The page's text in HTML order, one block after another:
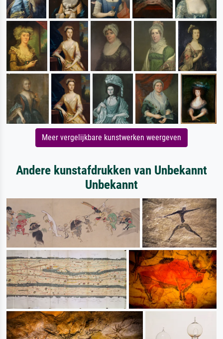
Meer vergelijkbare kunstwerken weergeven
Andere kunstafdrukken van Unbekannt
Unbekannt